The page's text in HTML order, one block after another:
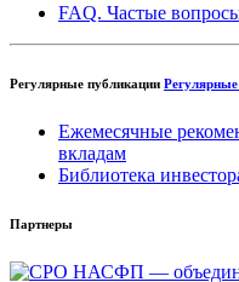
FAQ. Частые
Регулярные публикации
Ежемесячные
вкладам
Библиотека
Партнеры